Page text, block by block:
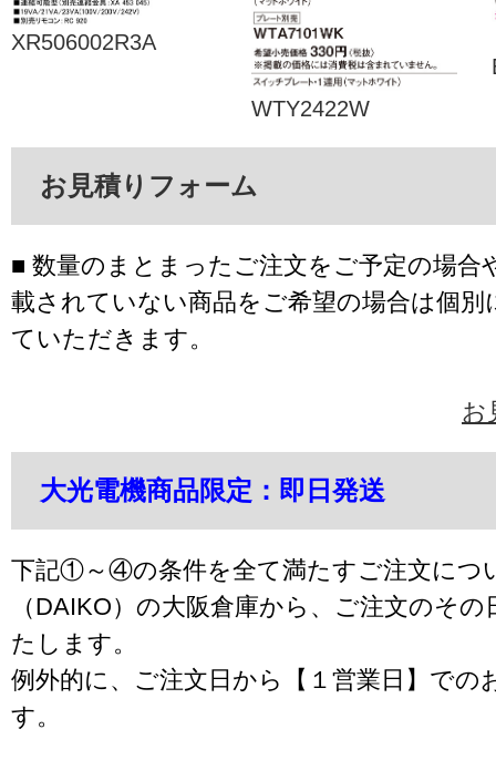
XR506002R3A
WTY2422W
お見積りフォーム
■ 数量のまとまったご注文をご予定の場合
載されていない商品をご希望の場合は個別
ていただきます。
お
大光電機商品限定：即日発送
下記①～④の条件を全て満たすご注文につ
（DAIKO）の大阪倉庫から、ご注文のそ
たします。
例外的に、ご注文日から【１営業日】での
す。